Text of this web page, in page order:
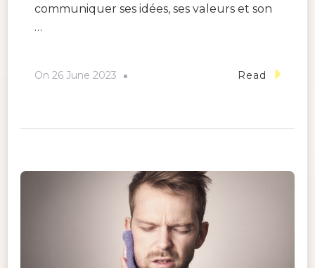
communiquer ses idées, ses valeurs et son
…
On 26 June 2023 Read